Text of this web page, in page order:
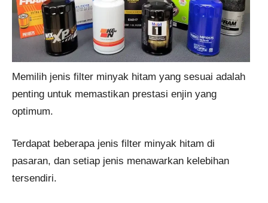
Memilih jenis filter minyak hitam yang sesuai adalah
penting untuk memastikan prestasi enjin yang
optimum.
Terdapat beberapa jenis filter minyak hitam di
pasaran, dan setiap jenis menawarkan kelebihan
tersendiri.